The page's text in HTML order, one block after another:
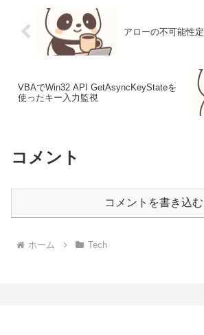
アローの不可能性
VBAでWin32 API GetAsyncKeyStateを
使ったキー入力監視
コメント
コメントを書き込む
ホーム Tech